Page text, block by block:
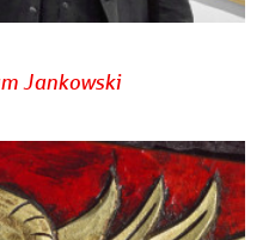
Jankowski